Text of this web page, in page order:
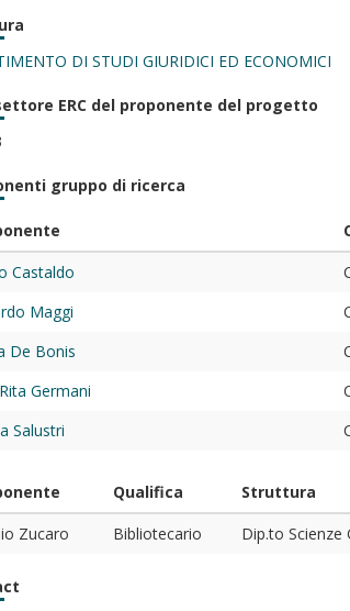
DI STUDI GIURIDICI ED ECONOMICI
ERC del proponente del progetto
gruppo di ricerca
Castaldo
Maggi
De Bonis
Germani
Salustri
Qualifica Struttura
Zucaro
Bibliotecario Dip.to Scienze